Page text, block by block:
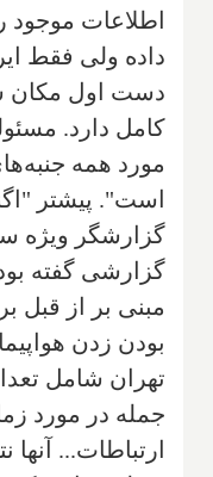
اطلاعات موجود
داده ولی فقط
دست اول مکان
کامل دارد.
مورد همه
است". پیشتر
گزارشگر ویژه
گزارشی گفته
مبنی بر از قبل
بودن زدن
تهران شامل
جمله در مورد
ارتباطات... آنها